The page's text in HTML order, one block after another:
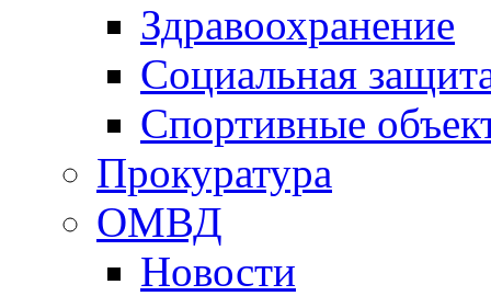
Здравоохранение
Социальная
Спортивные
Прокуратура
ОМВД
Новости